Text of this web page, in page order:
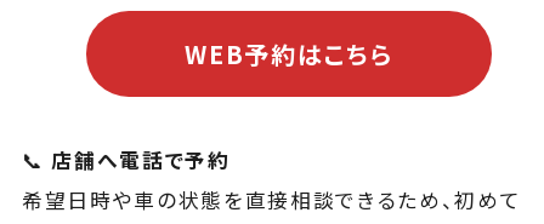
WEB予約はこちら
📞店舗へ電話で予約
希望日時や車の状態を直接相談できるため、初めて